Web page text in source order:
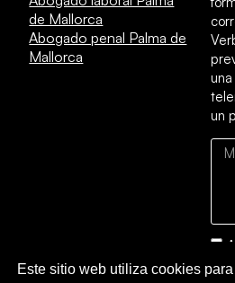
de Mallorca
Abogado penal Palma de
Mallorca
un
la
Este sitio web utiliza cookies